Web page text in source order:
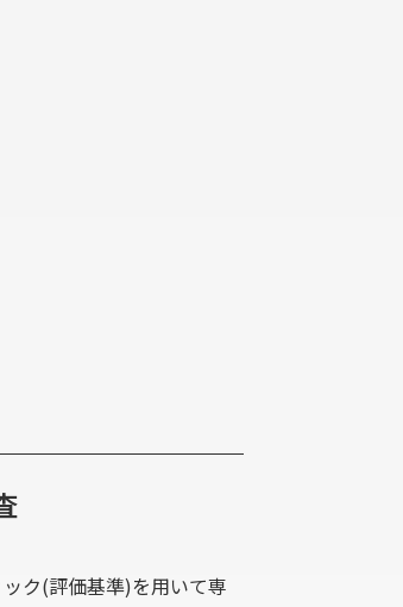
ク(評価基準)を用いて専